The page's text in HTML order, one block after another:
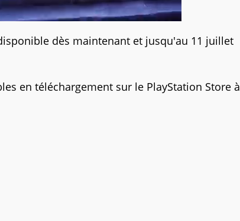
dès maintenant et jusqu'au 11 juillet
en téléchargement sur le PlayStation Store à